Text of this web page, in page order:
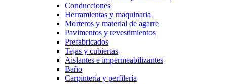
Conducciones
Herramientas y maquinaria
Morteros y material de agarre
Pavimentos y revestimientos
Prefabricados
Tejas y cubiertas
Aislantes e impermeabilizantes
Baño
Carpintería y perfilería